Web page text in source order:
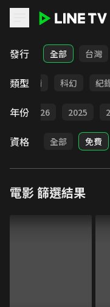
LINE TV - 電影
發行 全部 台灣
類型劇情 科幻 紀
年份
部 2026 2025
資格 全部 免費
電影篩選結果